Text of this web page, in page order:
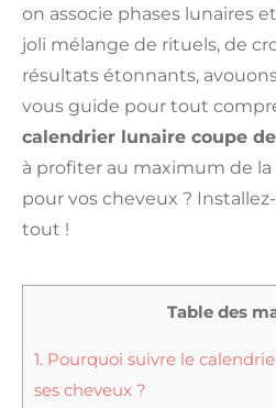
on associe phases lunaires
joli mélange de rituels, de
résultats étonnants,
vous guide pour tout
calendrier lunaire coupe
à profiter au maximum de la
pour vos cheveux ?
tout !
Table des
1. Pourquoi suivre le
ses cheveux ?